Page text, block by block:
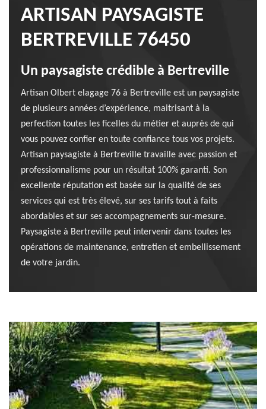
ARTISAN PAYSAGISTE
BERTREVILLE 76450
Un paysagiste crédible à Bertreville
Artisan Olbert elagage 76 à Bertreville est un paysagiste
de plusieurs années d’expérience, maitrisant à la
perfection toutes les ficelles du métier et auprès de qui
vous pouvez confier en toute confiance tous vos projets.
Artisan paysagiste à Bertreville travaille avec passion et
professionnalisme pour un résultat 100% garanti. Son
excellente réputation est basée sur la qualité de ses
services qui est très élevé, sur ses tarifs tout à faits
abordables et sur ses accompagnements sur-mesure.
Paysagiste à Bertreville peut intervenir dans toutes les
opérations de maintenance, entretien et embellissement
de votre jardin.